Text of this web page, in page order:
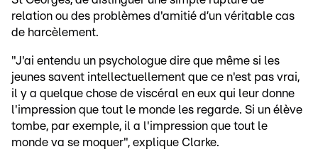
relation ou des problèmes d'amitié d’un véritable cas
de harcèlement.
"J'ai entendu un psychologue dire que même si les
jeunes savent intellectuellement que ce n'est pas vrai,
il y a quelque chose de viscéral en eux qui leur donne
l'impression que tout le monde les regarde. Si un élève
tombe, par exemple, il a l'impression que tout le
monde va se moquer", explique Clarke.